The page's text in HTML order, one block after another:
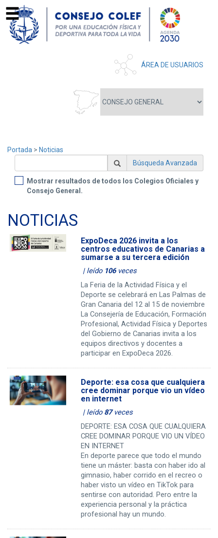
ÁREA DE USUARIOS
Portada > Noticias
Búsqueda Avanzada
Mostrar resultados de todos los Colegios Oficiales y
Consejo General.
NOTICIAS
ExpoDeca 2026 invita a los
centros educativos de Canarias a
sumarse a su tercera edición
| leído 106veces
La Feria de la Actividad Física y el
Deporte se celebrará en Las Palmas de
Gran Canaria del 12 al 15 de noviembre
La Consejería de Educación, Formación
Profesional, Actividad Física y Deportes
del Gobierno de Canarias invita a los
equipos directivos y docentes a
participar en ExpoDeca 2026.
Deporte: esa cosa que cualquiera
cree dominar porque vio un vídeo
en internet
| leído 87veces
DEPORTE: ESA COSA QUE CUALQUIERA
CREE DOMINAR PORQUE VIO UN VÍDEO
EN INTERNET
En deporte parece que todo el mundo
tiene un máster: basta con haber ido al
gimnasio, haber corrido en el recreo o
haber visto un vídeo en TikTok para
sentirse con autoridad. Pero entre la
experiencia personal y la práctica
profesional hay un mundo.